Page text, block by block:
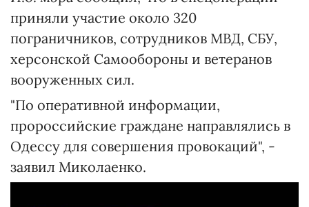
приняли участие около 320
пограничников, сотрудников МВД, СБУ,
херсонской Самообороны и ветеранов
вооруженных сил.
"По оперативной информации,
пророссийские граждане направлялись в
Одессу для совершения провокаций", -
заявил Миколаенко.